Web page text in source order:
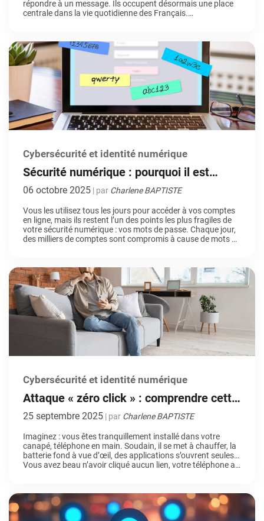
répondre à un message. Ils occupent désormais une place
centrale dans la vie quotidienne des Français.
Cybersécurité et identité numérique
Sécurité numérique : pourquoi il est
temps d’abandonner les mots de passe
06 octobre 2025 | par Charlene BAPTISTE
Vous les utilisez tous les jours pour accéder à vos comptes
en ligne, mais ils restent l’un des points les plus fragiles de
votre sécurité numérique : vos mots de passe. Chaque jour,
des milliers de comptes sont compromis à cause de mots de
Cybersécurité et identité numérique
Attaque « zéro click » : comprendre cette
menace invisible et réelle
25 septembre 2025 | par Charlene BAPTISTE
Imaginez : vous êtes tranquillement installé dans votre
canapé, téléphone en main. Soudain, il se met à chauffer, la
batterie fond à vue d’œil, des applications s’ouvrent seules…
Vous avez beau n’avoir cliqué aucun lien, votre téléphone a